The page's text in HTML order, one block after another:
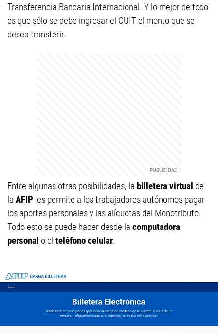
Transferencia Bancaria Internacional. Y lo mejor de todo
es que sólo se debe ingresar el CUIT el monto que se
desea transferir.
Entre algunas otras posibilidades, la billetera virtual de
la AFIP les permite a los trabajadores autónomos pagar
los aportes personales y las alícuotas del Monotributo.
Todo esto se puede hacer desde la computadora
personal o el teléfono celular.